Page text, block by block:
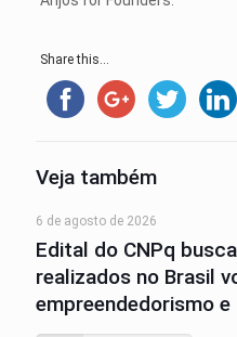
Share this...
Veja também
6 de agosto de 2026
Edital do CNPq
realizados no Brasil
empreendedorismo e